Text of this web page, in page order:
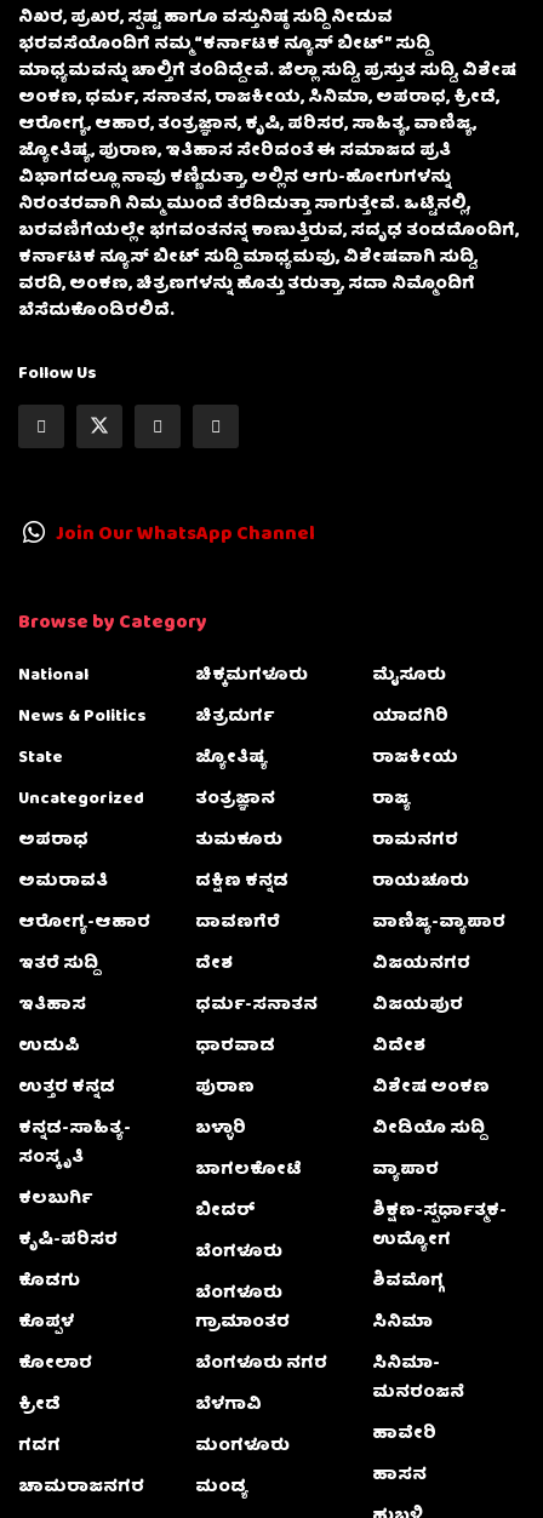
ನಿಖರ, ಪ್ರಖರ, ಸ್ಪಷ್ಟ ಹಾಗೂ ವಸ್ತುನಿಷ್ಠ ಸುದ್ದಿ ನೀಡುವ
ಭರವಸೆಯೊಂದಿಗೆ ನಮ್ಮ “ಕರ್ನಾಟಕ ನ್ಯೂಸ್ ಬೀಟ್” ಸುದ್ದಿ
ಮಾಧ್ಯಮವನ್ನು ಚಾಲ್ತಿಗೆ ತಂದಿದ್ದೇವೆ. ಜಿಲ್ಲಾ ಸುದ್ದಿ, ಪ್ರಸ್ತುತ ಸುದ್ದಿ, ವಿಶೇಷ
ಅಂಕಣ, ಧರ್ಮ, ಸನಾತನ, ರಾಜಕೀಯ, ಸಿನಿಮಾ, ಅಪರಾಧ, ಕ್ರೀಡೆ,
ಆರೋಗ್ಯ, ಆಹಾರ, ತಂತ್ರಜ್ಞಾನ, ಕೃಷಿ, ಪರಿಸರ, ಸಾಹಿತ್ಯ, ವಾಣಿಜ್ಯ,
ಜ್ಯೋತಿಷ್ಯ, ಪುರಾಣ, ಇತಿಹಾಸ ಸೇರಿದಂತೆ ಈ ಸಮಾಜದ ಪ್ರತಿ
ವಿಭಾಗದಲ್ಲೂ ನಾವು ಕಣ್ಣಿಡುತ್ತಾ, ಅಲ್ಲಿನ ಆಗು-ಹೋಗುಗಳನ್ನು
ನಿರಂತರವಾಗಿ ನಿಮ್ಮ ಮುಂದೆ ತೆರೆದಿಡುತ್ತಾ ಸಾಗುತ್ತೇವೆ. ಒಟ್ಟಿನಲ್ಲಿ,
ಬರವಣಿಗೆಯಲ್ಲೇ ಭಗವಂತನನ್ನ ಕಾಣುತ್ತಿರುವ, ಸದೃಢ ತಂಡದೊಂದಿಗೆ,
ಕರ್ನಾಟಕ ನ್ಯೂಸ್ ಬೀಟ್ ಸುದ್ದಿ ಮಾಧ್ಯಮವು, ವಿಶೇಷವಾಗಿ ಸುದ್ದಿ,
ವರದಿ, ಅಂಕಣ, ಚಿತ್ರಣಗಳನ್ನು ಹೊತ್ತು ತರುತ್ತಾ, ಸದಾ ನಿಮ್ಮೊಂದಿಗೆ
ಬೆಸೆದುಕೊಂಡಿರಲಿದೆ.
Follow Us
Join Our WhatsApp Channel
Browse by Category
National
News & Politics
State
Uncategorized
ಅಪರಾಧ
ಅಮರಾವತಿ
ಆರೋಗ್ಯ-ಆಹಾರ
ಇತರೆ ಸುದ್ದಿ
ಇತಿಹಾಸ
ಉಡುಪಿ
ಉತ್ತರ ಕನ್ನಡ
ಕನ್ನಡ-ಸಾಹಿತ್ಯ-
ಸಂಸ್ಕೃತಿ
ಕಲಬುರ್ಗಿ
ಕೃಷಿ-ಪರಿಸರ
ಕೊಡಗು
ಕೊಪ್ಪಳ
ಕೋಲಾರ
ಕ್ರೀಡೆ
ಗದಗ
ಚಾಮರಾಜನಗರ
ಚಿಕ್ಕಮಗಳೂರು
ಚಿತ್ರದುರ್ಗ
ಜ್ಯೋತಿಷ್ಯ
ತಂತ್ರಜ್ಞಾನ
ತುಮಕೂರು
ದಕ್ಷಿಣ ಕನ್ನಡ
ದಾವಣಗೆರೆ
ದೇಶ
ಧರ್ಮ-ಸನಾತನ
ಧಾರವಾಡ
ಪುರಾಣ
ಬಳ್ಳಾರಿ
ಬಾಗಲಕೋಟೆ
ಬೀದರ್
ಬೆಂಗಳೂರು
ಬೆಂಗಳೂರು
ಗ್ರಾಮಾಂತರ
ಬೆಂಗಳೂರು ನಗರ
ಬೆಳಗಾವಿ
ಮಂಗಳೂರು
ಮಂಡ್ಯ
ಮೈಸೂರು
ಯಾದಗಿರಿ
ರಾಜಕೀಯ
ರಾಜ್ಯ
ರಾಮನಗರ
ರಾಯಚೂರು
ವಾಣಿಜ್ಯ-ವ್ಯಾಪಾರ
ವಿಜಯನಗರ
ವಿಜಯಪುರ
ವಿದೇಶ
ವಿಶೇಷ ಅಂಕಣ
ವೀಡಿಯೊ ಸುದ್ದಿ
ವ್ಯಾಪಾರ
ಶಿಕ್ಷಣ-ಸ್ಪರ್ಧಾತ್ಮಕ-
ಉದ್ಯೋಗ
ಶಿವಮೊಗ್ಗ
ಸಿನಿಮಾ
ಸಿನಿಮಾ-
ಮನರಂಜನೆ
ಹಾವೇರಿ
ಹಾಸನ